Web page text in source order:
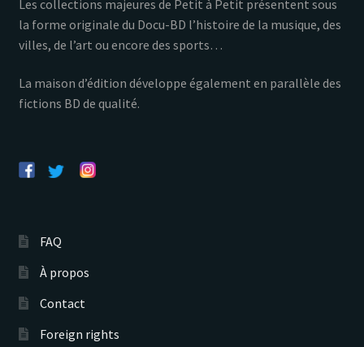
Les collections majeures de Petit à Petit présentent sous
la forme originale du Docu-BD l’histoire de la musique, des
villes, de l’art ou encore des sports…
La maison d’édition développe également en parallèle des
fictions BD de qualité.
FAQ
À propos
Contact
Foreign rights